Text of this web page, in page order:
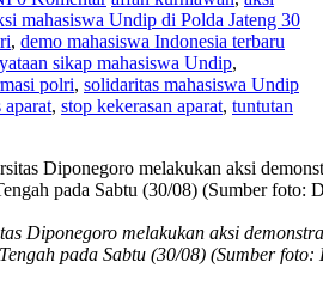
mahasiswa Undip di Polda Jateng 30
, demo mahasiswa Indonesia terbaru
sikap mahasiswa Undip,
polri, solidaritas mahasiswa Undip
aparat, stop kekerasan aparat, tuntutan
Diponegoro melakukan aksi
pada Sabtu (30/08) (Sumber